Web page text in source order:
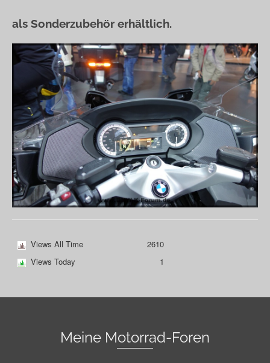
als Sonderzubehör erhältlich.
Views All Time
2610
Views Today
1
Meine Motorrad-Foren